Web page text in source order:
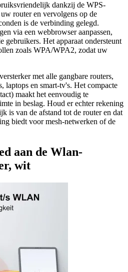
dankzij de WPS-
router en vervolgens op de
is de verbinding gelegd.
via een webbrowser aanpassen,
gebruikers. Het apparaat ondersteunt
zoals WPA/WPA2, zodat uw
met alle gangbare routers,
laptops en smart-tv's. Het compacte
maakt het eenvoudig te
in beslag. Houd er echter rekening
is van de afstand tot de router en dat
biedt voor mesh-netwerken of de
aan de Wlan-
wit